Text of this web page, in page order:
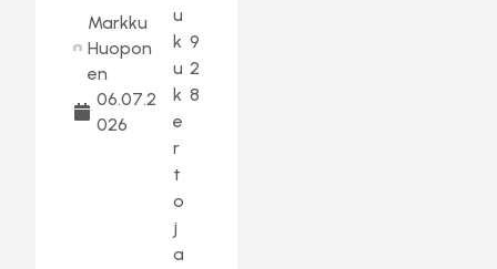
Markku
Huopon
en
06.07.2
026
u
k
u
k
e
r
t
o
j
a
9
2
8